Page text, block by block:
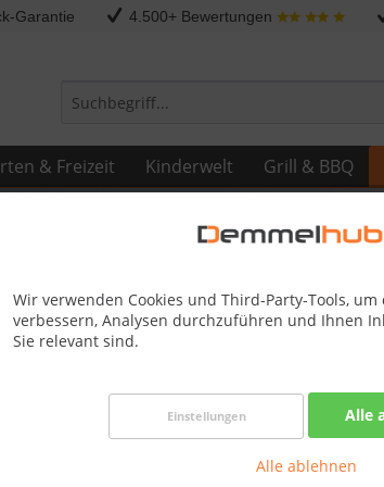
Garantie 4.500+ Bewertungen
& Freizeit Kinderwelt Grill & BBQ
Wir verwenden Cookies und Third-Party-Tools,
verbessern, Analysen durchzuführen und Ihnen
Sie relevant sind.
Einstellungen Alle
Alle ablehnen
Design für jedes Budget -
für Ihr Wohnambiente.